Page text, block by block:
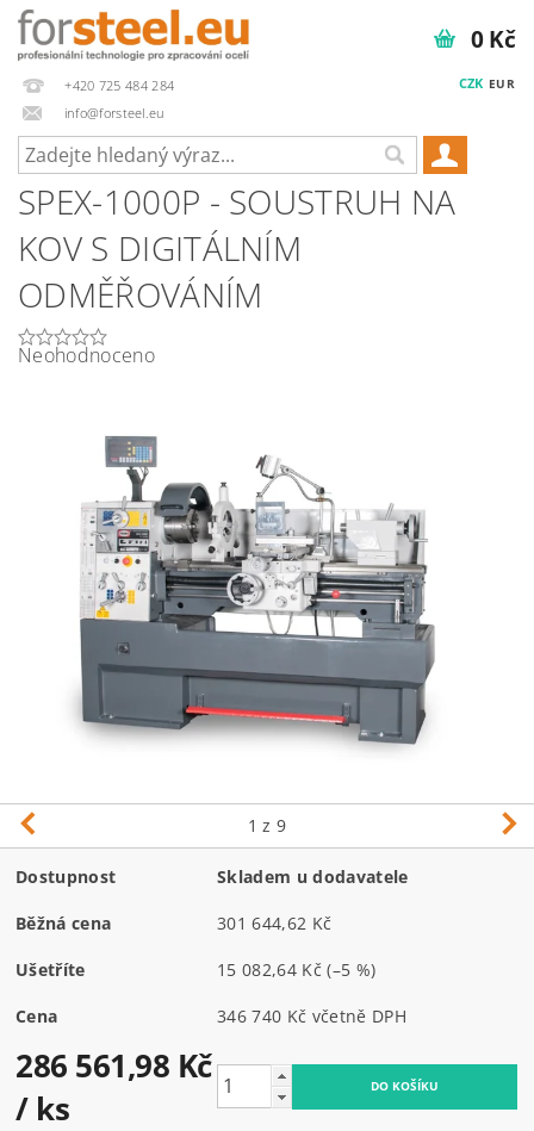
+420 725 484 284
info@forsteel.eu
CZK EUR
0 Kč
SPEX-1000P - SOUSTRUH NA
KOV S DIGITÁLNÍM
ODMĚŘOVÁNÍM
Neohodnoceno
1 z 9
Dostupnost Skladem u dodavatele
Běžná cena 301 644,62 Kč
Ušetříte 15 082,64 Kč(–5 %)
Cena 346 740 Kč včetně DPH
286 561,98 Kč
/ ks